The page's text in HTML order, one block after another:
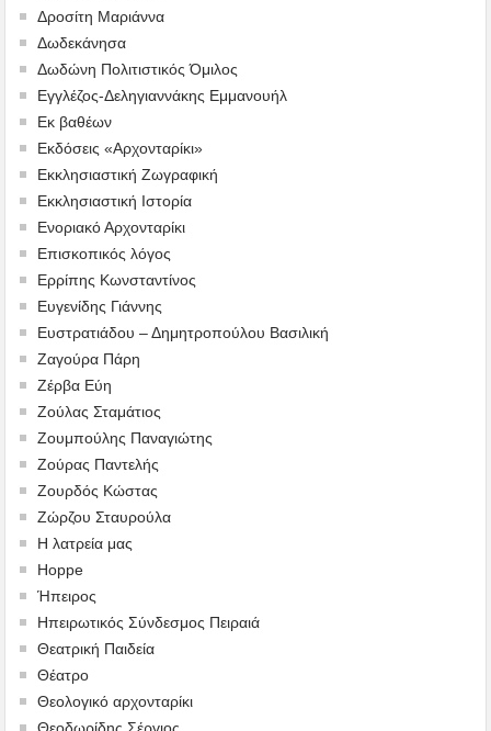
Δροσίτη Μαριάννα
Δωδεκάνησα
Δωδώνη Πολιτιστικός Όμιλος
Εγγλέζος-Δεληγιαννάκης Εμμανουήλ
Εκ βαθέων
Εκδόσεις «Αρχονταρίκι»
Εκκλησιαστική Ζωγραφική
Εκκλησιαστική Ιστορία
Ενοριακό Αρχονταρίκι
Επισκοπικός λόγος
Ερρίπης Κωνσταντίνος
Ευγενίδης Γιάννης
Ευστρατιάδου – Δημητροπούλου Βασιλική
Ζαγούρα Πάρη
Ζέρβα Εύη
Ζούλας Σταμάτιος
Ζουμπούλης Παναγιώτης
Ζούρας Παντελής
Ζουρδός Κώστας
Ζώρζου Σταυρούλα
Η λατρεία μας
Hoppe
Ήπειρος
Ηπειρωτικός Σύνδεσμος Πειραιά
Θεατρική Παιδεία
Θέατρο
Θεολογικό αρχονταρίκι
Θεοδωρίδης Σέργιος